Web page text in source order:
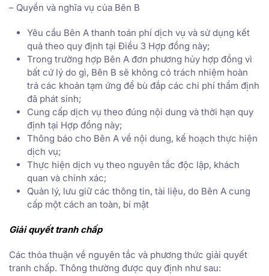
– Quyền và nghĩa vụ của Bên B
Yêu cầu Bên A thanh toán phí dịch vụ và sử dụng kết
quả theo quy định tại Điều 3 Hợp đồng này;
Trong trường hợp Bên A đơn phương hủy hợp đồng vì
bất cứ lý do gì, Bên B sẽ không có trách nhiệm hoàn
trả các khoản tạm ứng để bù đắp các chi phí thẩm định
đã phát sinh;
Cung cấp dịch vụ theo đúng nội dung và thời hạn quy
định tại Hợp đồng này;
Thông báo cho Bên A về nội dung, kế hoạch thực hiện
dịch vụ;
Thực hiện dịch vụ theo nguyên tắc độc lập, khách
quan và chính xác;
Quản lý, lưu giữ các thông tin, tài liệu, do Bên A cung
cấp một cách an toàn, bí mật
Giải quyết tranh chấp
Các thỏa thuận về nguyên tắc và phương thức giải quyết
tranh chấp. Thông thường được quy định như sau: